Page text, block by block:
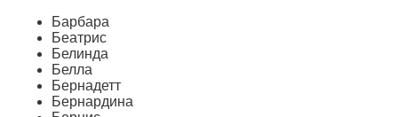
Барбара
Беатрис
Белинда
Белла
Бернадетт
Бернардина